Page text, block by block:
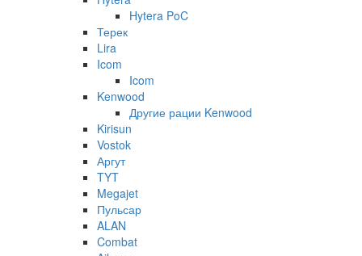
Hytera PoC
Терек
Lira
Icom
Icom
Kenwood
Другие рации Kenwood
Kirisun
Vostok
Аргут
TYT
Megajet
Пульсар
ALAN
Combat